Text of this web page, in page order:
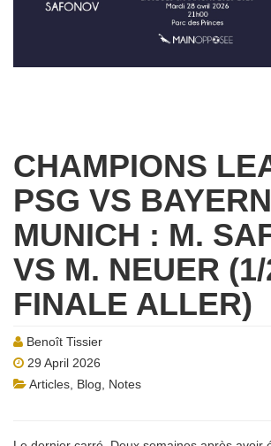
CHAMPIONS
PSG VS BAYERN
MUNICH : M.
VS M. NEUER
FINALE ALLER)
Benoît Tissier
29 April 2026
Articles Blog
Notes